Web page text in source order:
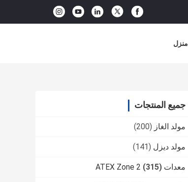
منزل
جميع المنتجات
مولد الغاز (200)
مولد ديزل (141)
معدات ATEX Zone 2 (315)